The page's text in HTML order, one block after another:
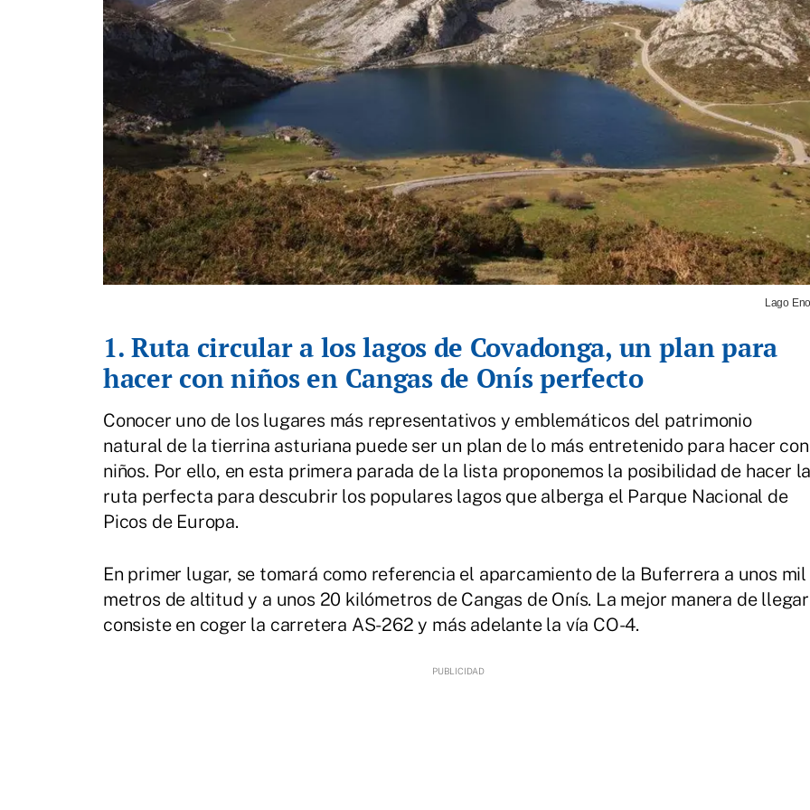
Lago
1. Ruta circular a los lagos de Covadonga, un plan para
hacer con niños en Cangas de Onís perfecto
Conocer uno de los lugares más representativos y emblemáticos del patrimonio
natural de la tierrina asturiana puede ser un plan de lo más entretenido para hacer con
niños. Por ello, en esta primera parada de la lista proponemos la posibilidad de hacer
ruta perfecta para descubrir los populares lagos que alberga el Parque Nacional de
Picos de Europa.
En primer lugar, se tomará como referencia el aparcamiento de la Buferrera a unos mil
metros de altitud y a unos 20 kilómetros de Cangas de Onís. La mejor manera de llegar
consiste en coger la carretera AS-262 y más adelante la vía CO-4.